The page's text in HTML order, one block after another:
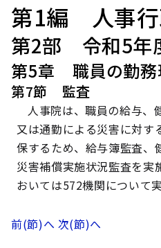
第1編 人事
第2部 令和5年
第5章 職員の勤務
第7節 監査
人事院は、職員の給与、
又は通勤による災害に対す
保するため、給与簿監査、
災害補償実施状況監査を実
おいては572機関について
前(節)へ 次(節)へ